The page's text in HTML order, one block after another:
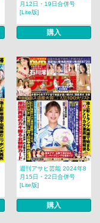
月12日・19日合併号
[Lite版]
購入
週刊アサヒ芸能 2024年8
月15日・22日合併号
[Lite版]
購入